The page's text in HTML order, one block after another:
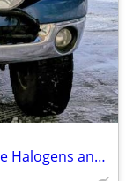
Randy Ellis Light bar with 9.5" Lightforce Halogens and KC Daylighters